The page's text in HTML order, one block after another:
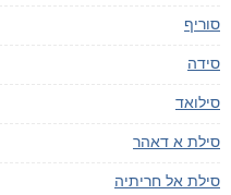
סוריף
סידה
סילואד
סילת א דאהר
סילת אל חריתיה